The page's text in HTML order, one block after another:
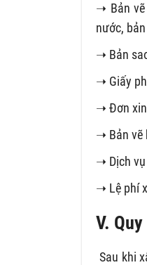
➝ Bản vẽ
nước,
➝ Bản
➝ Giấy
➝ Đơn
➝ Bản vẽ
➝ Dịch
➝ Lệ phí
V.
Sau khi